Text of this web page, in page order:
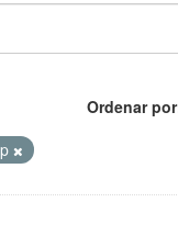
Ordenar por